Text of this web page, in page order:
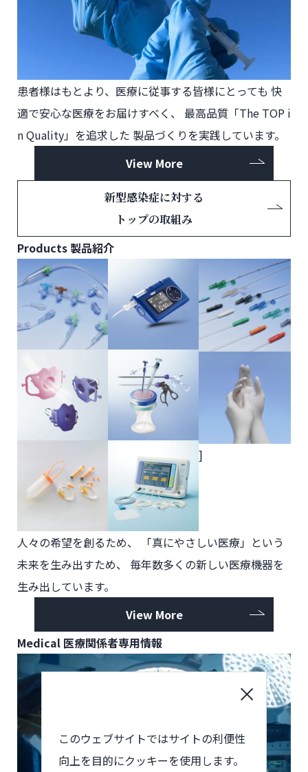
このウェブサイトではサイトの利便性
向上を目的にクッキーを使用します。
患者様はもとより、 医療に従事する皆様にとっても 快
適で安心な医療をお届けすべく、 最高品質「The TOP i
n Quality」を追求した 製品づくりを実践しています。
View More
新型感染症に対する
トップの取組み
Products 製品紹介
]
人々の希望を創るため、
「真にやさしい医療」という
未来を生み出すため、
毎年数多くの新しい医療機器を
生み出しています。
View More
Medical 医療関係者専用情報